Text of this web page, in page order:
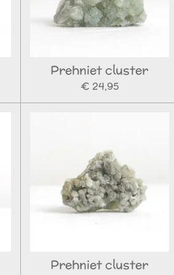
Prehniet cluster
€ 24,95
Prehniet cluster